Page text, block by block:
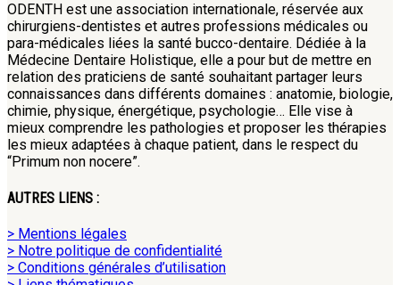
ODENTH est une association internationale, réservée aux
chirurgiens-dentistes et autres professions médicales ou
para-médicales liées la santé bucco-dentaire. Dédiée à la
Médecine Dentaire Holistique, elle a pour but de mettre en
relation des praticiens de santé souhaitant partager leurs
connaissances dans différents domaines : anatomie, biologie,
chimie, physique, énergétique, psychologie… Elle vise à
mieux comprendre les pathologies et proposer les thérapies
les mieux adaptées à chaque patient, dans le respect du
“Primum non nocere”.
AUTRES LIENS :
> Mentions légales
> Notre politique de confidentialité
> Conditions générales d’utilisation